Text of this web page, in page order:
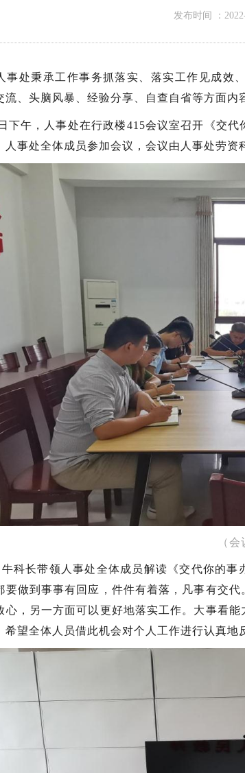
发布时间 ：
事处秉承工作事务抓落实、落实工作见成效
流、头脑风暴、经验分享、自查自省等方面内
下午，人事处在行政楼415会议室召开《交
人事处全体成员参加会议，会议由人事处劳资
（会
科长带领人事处全体成员解读《交代你的
要做到事事有回应，件件有着落，凡事有交
心，另一方面可以更好地落实工作。大事看
希望全体人员借此机会对个人工作进行认真地